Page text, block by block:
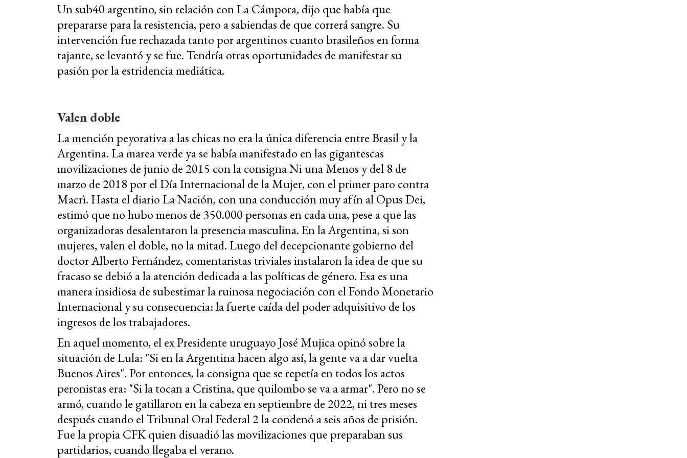
Un sub40 argentino, sin relación con La Cámpora, dijo que había que
prepararse para la resistencia, pero a sabiendas de que correrá sangre. Su
intervención fue rechazada tanto por argentinos cuanto brasileños en forma
tajante, se levantó y se fue. Tendría otras oportunidades de manifestar su
pasión por la estridencia mediática.
Valen doble
La mención peyorativa a las chicas no era la única diferencia entre Brasil y la
Argentina. La marea verde ya se había manifestado en las gigantescas
movilizaciones de junio de 2015 con la consigna Ni una Menos y del 8 de
marzo de 2018 por el Día Internacional de la Mujer, con el primer paro contra
Macrì. Hasta el diario La Nación, con una conducción muy afín al Opus Dei,
estimó que no hubo menos de 350.000 personas en cada una, pese a que las
organizadoras desalentaron la presencia masculina. En la Argentina, si son
mujeres, valen el doble, no la mitad. Luego del decepcionante gobierno del
doctor Alberto Fernández, comentaristas triviales instalaron la idea de que su
fracaso se debió a la atención dedicada a las políticas de género. Esa es una
manera insidiosa de subestimar la ruinosa negociación con el Fondo Monetario
Internacional y su consecuencia: la fuerte caída del poder adquisitivo de los
ingresos de los trabajadores.
En aquel momento, el ex Presidente uruguayo José Mujica opinó sobre la
situación de Lula: "Si en la Argentina hacen algo así, la gente va a dar vuelta
Buenos Aires". Por entonces, la consigna que se repetía en todos los actos
peronistas era: "Si la tocan a Cristina, que quilombo se va a armar". Pero no se
armó, cuando le gatillaron en la cabeza en septiembre de 2022, ni tres meses
después cuando el Tribunal Oral Federal 2 la condenó a seis años de prisión.
Fue la propia CFK quien disuadió las movilizaciones que preparaban sus
partidarios, cuando llegaba el verano.